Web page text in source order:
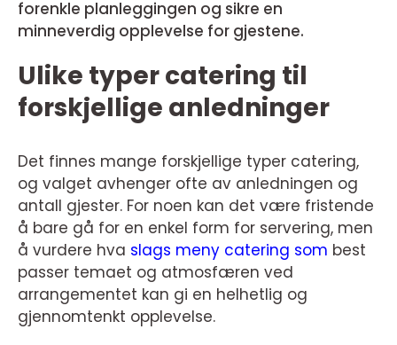
forenkle planleggingen og sikre en
minneverdig opplevelse for gjestene.
Ulike typer catering til
forskjellige anledninger
Det finnes mange forskjellige typer catering,
og valget avhenger ofte av anledningen og
antall gjester. For noen kan det være fristende
å bare gå for en enkel form for servering, men
å vurdere hva slags meny catering som best
passer temaet og atmosfæren ved
arrangementet kan gi en helhetlig og
gjennomtenkt opplevelse.